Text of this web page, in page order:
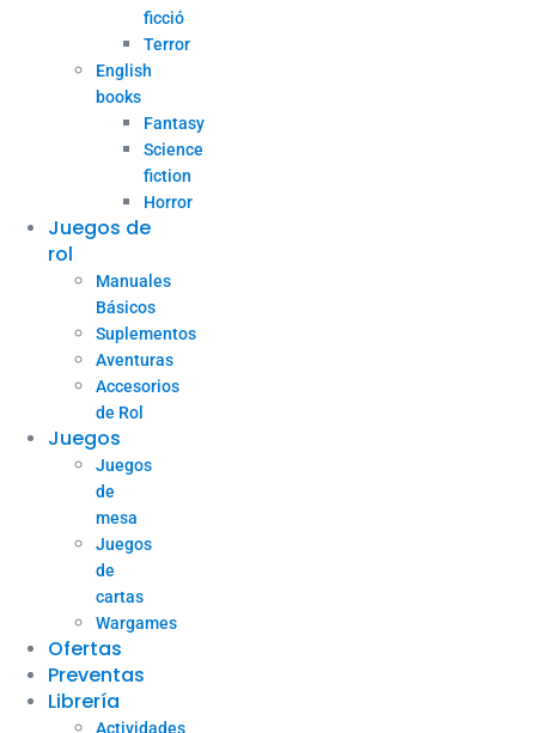
ficció
Terror
English
books
Fantasy
Science
fiction
Horror
Juegos de
rol
Manuales
Básicos
Suplementos
Aventuras
Accesorios
de Rol
Juegos
Juegos
de
mesa
Juegos
de
cartas
Wargames
Ofertas
Preventas
Librería
Actividades